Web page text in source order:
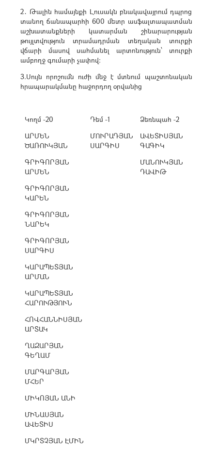
2․ Թալին համայնքի Լուսակն բնակավայրում դպրոց
տանող ճանապարհի 600 մետր ասֆալտապատման
աշխատանքների կատարման շինարարության
թույլտվություն տրամադրման տեղական տուրքի
վճարի մասով սահմանել արտոնություն՝ տուրքի
ամբողջ գումարի չափով։
3.Սույն որոշումն ուժի մեջ է մտնում պաշտոնական
հրապարակմանը հաջորդող օրվանից
Կողմ -20
ԱՐՄԵՆ
ԾԱՌՈՒԿՅԱՆ
ԳՐԻԳՈՐՅԱՆ
ԱՐՄԵՆ
ԳՐԻԳՈՐՅԱՆ
ԿԱՐԵՆ
ԳՐԻԳՈՐՅԱՆ
ՆԱՐԵԿ
ԳՐԻԳՈՐՅԱՆ
ՍԱՐԳԻՍ
ԿԱՐԱՊԵՏՅԱՆ
ԱՐՄԱՆ
ԿԱՐԱՊԵՏՅԱՆ
ՀԱՐՈՒԹՅՈՒՆ
ՀՈՎՀԱՆՆԻՍՅԱՆ
ԱՐՏԱԿ
ՂԱԶԱՐՅԱՆ
ԳԵՂԱՄ
ՄԱՐԳԱՐՅԱՆ
ՄՀԵՐ
ՄԻԿՈՅԱՆ ԱՆԻ
ՄԻՆԱՍՅԱՆ
ԱՎԵՏԻՍ
ՄԿՐՏՉՅԱՆ ԷՄԻՆ
Դեմ -1
ՄՈՒՐԱԴՅԱՆ
ՍԱՐԳԻՍ
Ձեռնպահ -2
ԱՎԵՏԻՍՅԱՆ
ԳԱԳԻԿ
ՄԱՆՈՒԿՅԱՆ
ԴԱՎԻԹ